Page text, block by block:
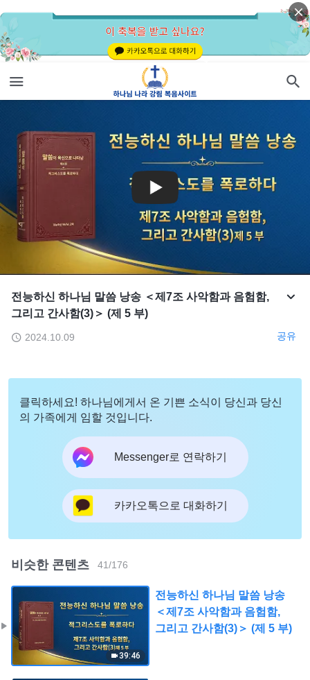
전능하신 하나님 말씀 낭송 ＜제7조 사악함과 음험함,
그리고 간사함(3)＞ (제 5 부)
2024.10.09 공유
클릭하세요! 하나님에게서 온 기쁜 소식이 당신과 당신
의 가족에게 임할 것입니다.
Messenger로 연락하기
카카오톡으로 대화하기
비슷한 콘텐츠 41/176
39:46
전능하신 하나님 말씀 낭송
＜제7조 사악함과 음험함,
그리고 간사함(3)＞ (제 5 부)